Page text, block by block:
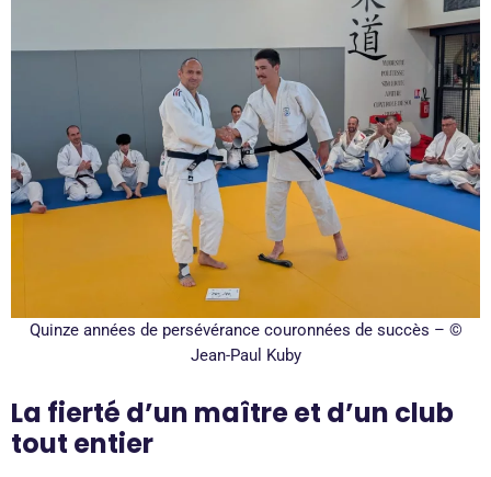
Quinze années de persévérance couronnées de succès – ©
Jean-Paul Kuby
La fierté d’un maître et d’un club
tout entier